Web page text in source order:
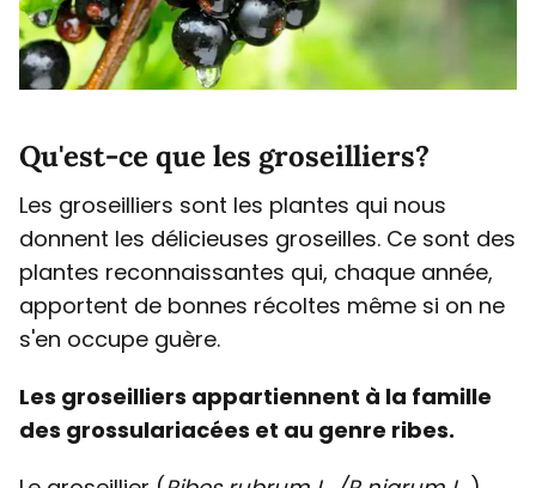
Qu'est-ce que les groseilliers?
Les groseilliers sont les plantes qui nous
donnent les délicieuses groseilles. Ce sont des
plantes reconnaissantes qui, chaque année,
apportent de bonnes récoltes même si on ne
s'en occupe guère.
Les groseilliers appartiennent à la famille
des grossulariacées et au genre ribes.